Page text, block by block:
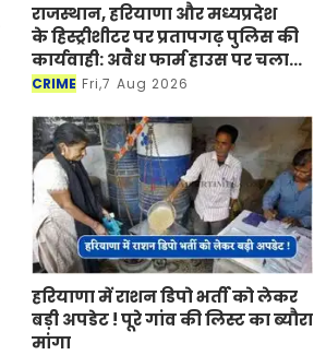
राजस्थान, हरियाणा और मध्यप्रदेश
के हिस्ट्रीशीटर पर प्रतापगढ़ पुलिस की
कार्यवाही: अवैध फार्म हाउस पर चला
बुलडोजर
CRIME Fri,7 Aug 2026
हरियाणा में राशन डिपो भर्ती को लेकर
बड़ी अपडेट ! पूरे गांव की लिस्ट का ब्यौरा
मांगा